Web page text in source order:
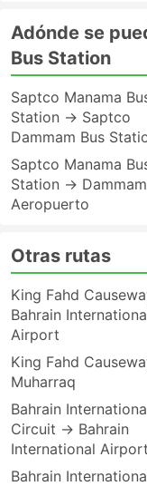
Adónde se
Bus Station
Saptco Manama
Station → Saptco
Dammam Bus
Saptco Manama
Station → Dammam
Aeropuerto
Otras rutas
King Fahd
Bahrain
Airport
King Fahd
Muharraq
Bahrain
Circuit → Bahrain
International Airport
Bahrain